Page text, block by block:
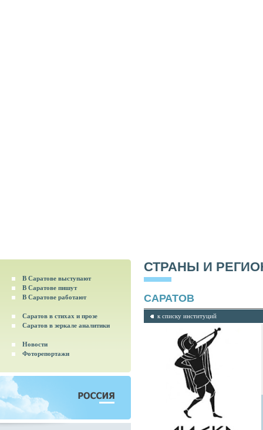
В Саратове выступают
В Саратове пишут
В Саратове работают
Саратов в стихах и прозе
Саратов в зеркале аналитики
Новости
Фоторепортажи
СТРАНЫ И
САРАТОВ
к списку институций